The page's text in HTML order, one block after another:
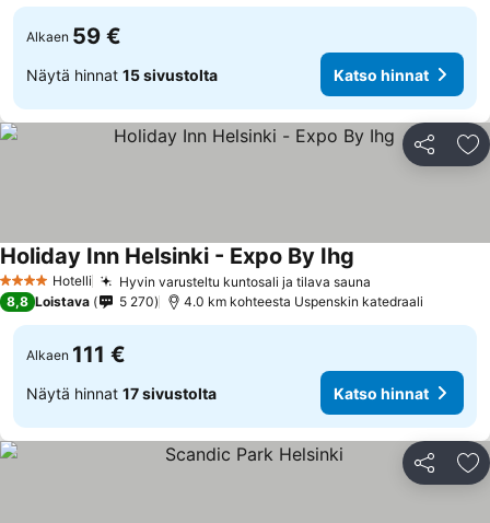
Alkaen 59 €
Näytä hinnat 15 sivustolta Katso hinnat
Jaa
4 Tähtiluokitus
Hotelli Hyvin varusteltu kuntosali ja tilava sauna
Holiday Inn Helsinki - Expo By Ihg
8,8 Loistava 5 270 4.0 km kohteesta Uspenskin katedraali
Alkaen 111 €
Näytä hinnat 17 sivustolta Katso hinnat
Jaa